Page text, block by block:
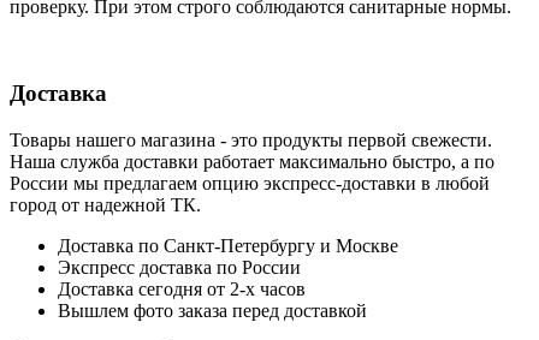
проверку. При этом строго соблюдаются санитарные нормы.
Доставка
Товары нашего магазина - это продукты первой свежести.
Наша служба доставки работает максимально быстро, а по
России мы предлагаем опцию экспресс-доставки в любой
город от надежной ТК.
Доставка по Санкт-Петербургу и Москве
Экспресс доставка по России
Доставка сегодня от 2-х часов
Вышлем фото заказа перед доставкой